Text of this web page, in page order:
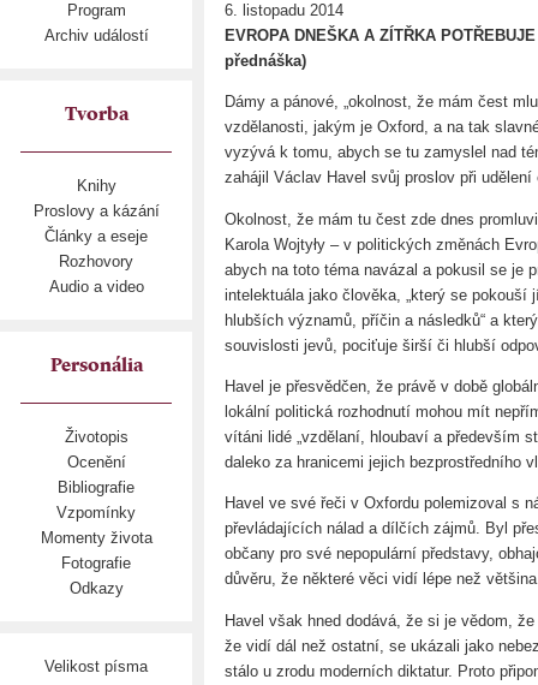
Program
Archiv událostí
Tvorba
Knihy
Proslovy a kázání
Články a eseje
Rozhovory
Audio a video
Personália
Životopis
Ocenění
Bibliografie
Vzpomínky
Momenty života
Fotografie
Odkazy
Velikost písma
6. listopadu 2014
EVROPA DNEŠKA A ZÍTŘKA
přednáška)
Dámy a pánové, „okolnost, že mám čest
vzdělanosti, jakým je Oxford, a na tak
vyzývá k tomu, abych se tu zamyslel nad
zahájil Václav Havel svůj proslov při
Okolnost, že mám tu čest zde dnes
Karola Wojtyły – v politických změnách
abych na toto téma navázal a pokusil se je
intelektuála jako člověka, „který se
hlubších významů, příčin a následků“ a
souvislosti jevů, pociťuje širší či hlubší
Havel je přesvědčen, že právě v době
lokální politická rozhodnutí mohou mít
vítáni lidé „vzdělaní, hloubaví a především
daleko za hranicemi jejich bezprostředního
Havel ve své řeči v Oxfordu polemizoval s
převládajících nálad a dílčích zájmů. Byl
občany pro své nepopulární představy,
důvěru, že některé věci vidí lépe než
Havel však hned dodává, že si je vědom,
že vidí dál než ostatní, se ukázali jako
stálo u zrodu moderních diktatur. Proto